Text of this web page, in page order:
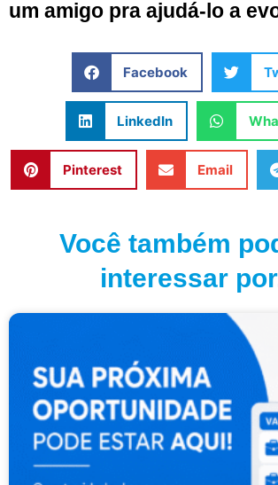
um amigo pra ajudá-lo a
Facebook
LinkedIn
Pinterest Email
Você também
interessar